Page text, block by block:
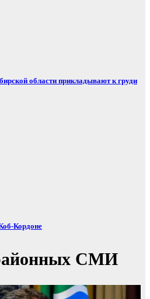
области прикладывают к груди
Кордоне